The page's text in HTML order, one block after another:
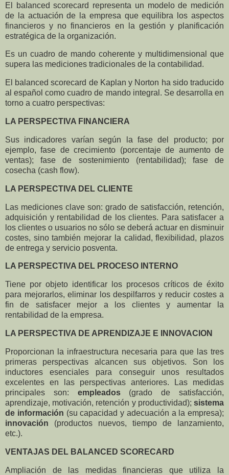
E l balanced scorecard representa un modelo de medición
de la actuación de la empresa que equilibra los aspectos
financieros y no financieros en la gestión y planificación
estratégica de la organización.
Es un cuadro de mando coherente y multidimensional que
supera las mediciones tradicionales de la contabilidad.
El balanced scorecard de Kaplan y Norton ha sido traducido
al español como cuadro de mando integral. Se desarrolla en
torno a cuatro perspectivas:
LA PERSPECTIVA FINANCIERA
Sus indicadores varían según la fase del producto; por
ejemplo, fase de crecimiento (porcentaje de aumento de
ventas); fase de sostenimiento (rentabilidad); fase de
cosecha (cash flow).
LA PERSPECTIVA DEL CLIENTE
Las mediciones clave son: grado de satisfacción, retención,
adquisición y rentabilidad de los clientes. Para satisfacer a
los clientes o usuarios no sólo se deberá actuar en disminuir
costes, sino también mejorar la calidad, flexibilidad, plazos
de entrega y servicio posventa.
LA PERSPECTIVA DEL PROCESO INTERNO
Tiene por objeto identificar los procesos críticos de éxito
para mejorarlos, eliminar los despilfarros y reducir costes a
fin de satisfacer mejor a los clientes y aumentar la
rentabilidad de la empresa.
LA PERSPECTIVA DE APRENDIZAJE E INNOVACION
Proporcionan la infraestructura necesaria para que las tres
primeras perspectivas alcancen sus objetivos. Son los
inductores esenciales para conseguir unos resultados
excelentes en las perspectivas anteriores. Las medidas
principales son: empleados(grado de satisfacción,
aprendizaje, motivación, retención y productividad); sistema
de información (su capacidad y adecuación a la empresa);
innovación (productos nuevos, tiempo de lanzamiento,
etc.).
VENTAJAS DEL BALANCED SCORECARD
Ampliación de las medidas financieras que utiliza la